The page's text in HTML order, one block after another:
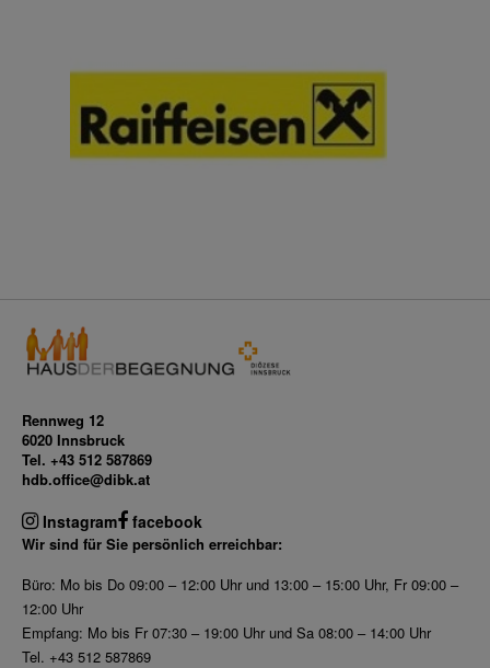
Rennweg 12
6020 Innsbruck
Tel. +43 512 587869
hdb.office@dibk.at
Instagram facebook
Wir sind für Sie persönlich erreichbar:
Büro: Mo bis Do 09:00 – 12:00 Uhr und 13:00 – 15:00 Uhr, Fr 09:00 –
12:00 Uhr
Empfang: Mo bis Fr 07:30 – 19:00 Uhr und Sa 08:00 – 14:00 Uhr
Tel. +43 512 587869